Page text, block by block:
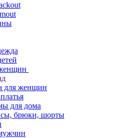
для женщин
для дома
брюки, шорты